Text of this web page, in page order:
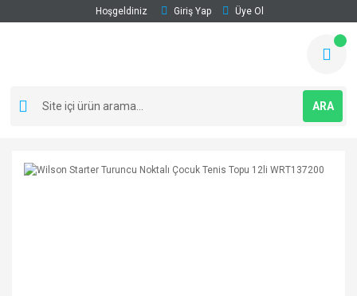
Hoşgeldiniz Giriş Yap Üye Ol
ARA